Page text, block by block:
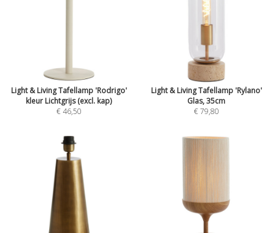
Light & Living Tafellamp 'Rodrigo'
kleur Lichtgrijs (excl. kap)
€ 46,50
Light & Living Tafellamp 'Rylano'
Glas, 35cm
€ 79,80